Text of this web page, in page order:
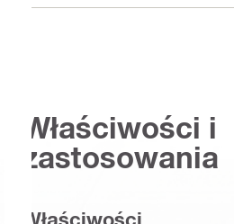
Właściwości i
zastosowania